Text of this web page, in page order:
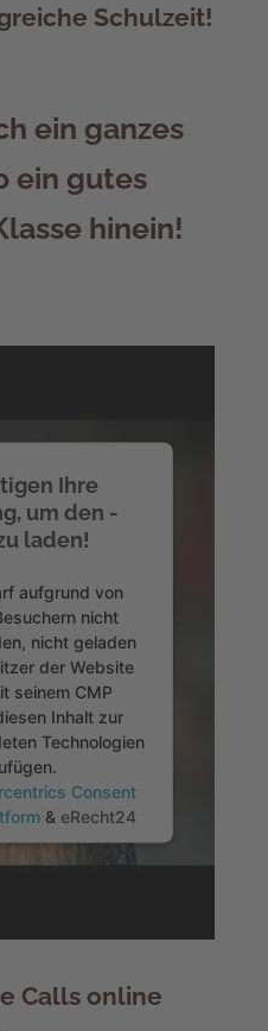
Schulzeit!
ein ganzes
ein gutes
hinein!
Ihre
um den -
laden!
aufgrund von
nicht
nicht geladen
der Website
seinem CMP
Inhalt zur
Technologien
Consent
& eRecht24
Calls online